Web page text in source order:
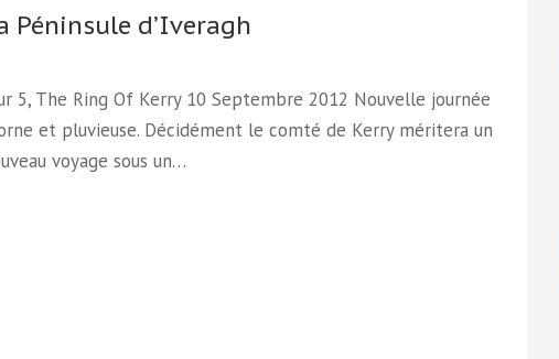
Péninsule d’Iveragh
5, The Ring Of Kerry 10 Septembre 2012 Nouvelle journée
et pluvieuse. Décidément le comté de Kerry méritera un
voyage sous un…